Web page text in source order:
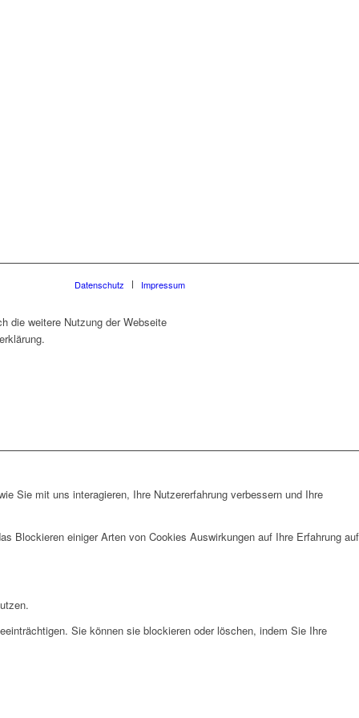
Datenschutz Impressum
die weitere Nutzung der Webseite
Sie mit uns interagieren, Ihre Nutzererfahrung verbessern und Ihre
Blockieren einiger Arten von Cookies Auswirkungen auf Ihre Erfahrung auf
Sie können sie blockieren oder löschen, indem Sie Ihre